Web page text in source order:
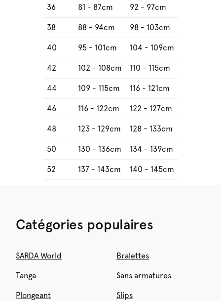
36 81 - 87cm 92 - 97cm
38 88 - 94cm 98 - 103cm
40 95 - 101cm 104 - 109cm
42 102 - 108cm 110 - 115cm
44 109 - 115cm 116 - 121cm
46 116 - 122cm 122 - 127cm
48 123 - 129cm 128 - 133cm
50 130 - 136cm 134 - 139cm
52 137 - 143cm 140 - 145cm
Catégories populaires
SARDA World Bralettes
Tanga Sans armatures
Plongeant Slips